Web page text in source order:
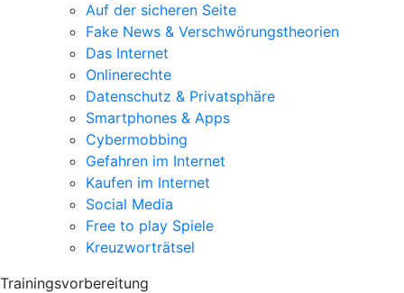
Auf der sicheren Seite
Fake News & Verschwörungstheorien
Das Internet
Onlinerechte
Datenschutz & Privatsphäre
Smartphones & Apps
Cybermobbing
Gefahren im Internet
Kaufen im Internet
Social Media
Free to play Spiele
Kreuzworträtsel
Trainingsvorbereitung